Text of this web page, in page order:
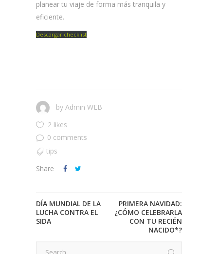
planear tu viaje de forma más tranquila y
eficiente.
Descargar checklist
by Admin WEB
2 likes
0 comments
tips
Share
DÍA MUNDIAL DE LA
LUCHA CONTRA EL
SIDA
PRIMERA NAVIDAD:
¿CÓMO CELEBRARLA
CON TU RECIÉN
NACIDO*?